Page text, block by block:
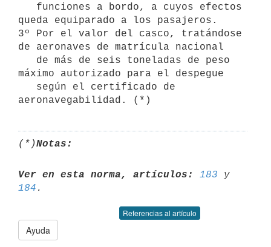
queda equiparado a los pasajeros.
3º Por el valor del casco, tratándose
de aeronaves de matrícula nacional
máximo autorizado para el despegue
(*)Notas:
Ver en esta norma, artículos: 183
184
Referencias al artículo
Ayuda